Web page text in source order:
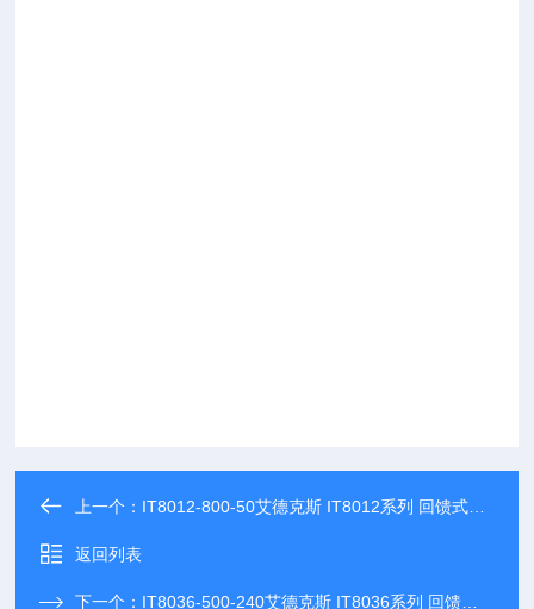
上一个： IT8012-800-50艾德克斯 IT8012系列 回馈式直流电子负载
返回列表
下一个： IT8036-500-240艾德克斯 IT8036系列 回馈式直流电子负载